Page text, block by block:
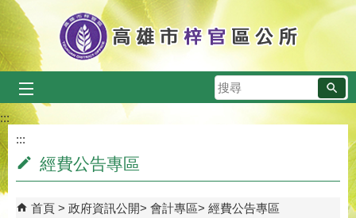
跳到主要內容區塊
搜
尋
:::
:::
經費公告專區
首頁 政府資訊公開 會計專區 經費公告專區